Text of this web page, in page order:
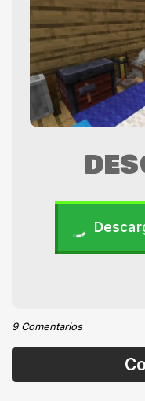
9 Comentarios